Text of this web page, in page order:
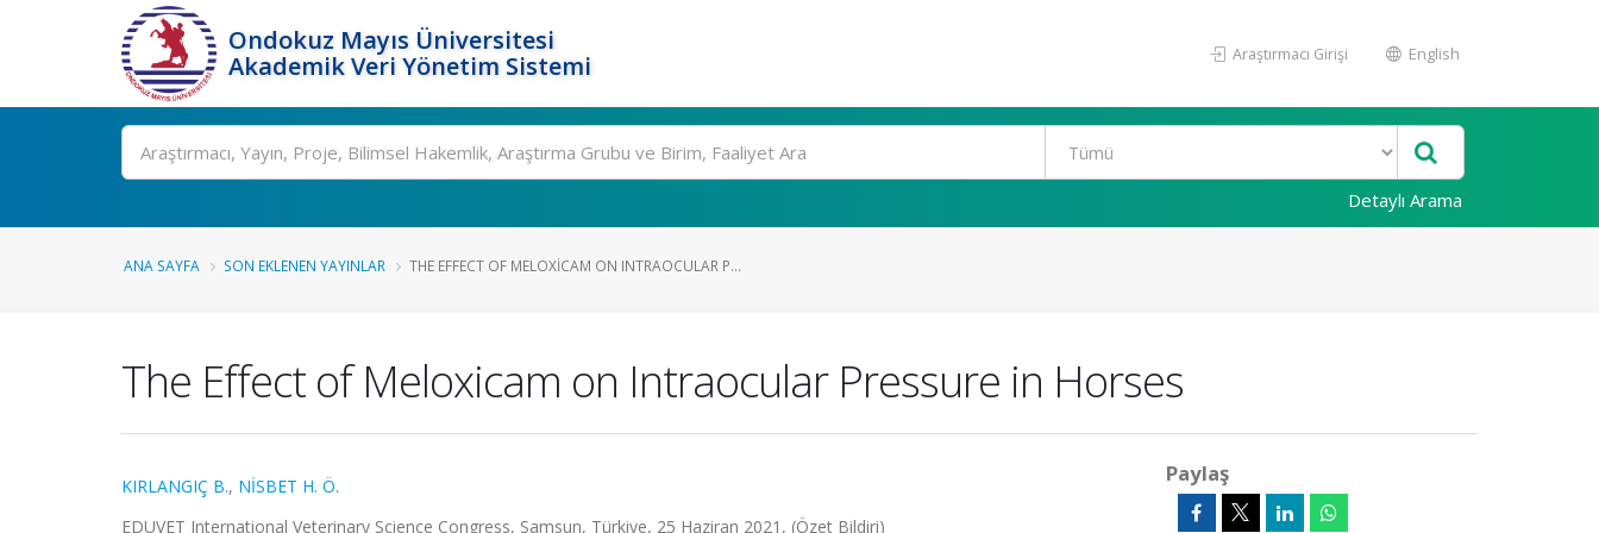
Ondokuz Mayıs Üniversitesi
Akademik Veri Yönetim Sistemi
Araştırmacı Girişi English
Ara
Detaylı Arama
ANA SAYFA SON EKLENEN YAYINLAR THE EFFECT OF MELOXICAM ON INTRAOCULAR P...
The Effect of Meloxicam on Intraocular Pressure in Horses
KIRLANGIÇ B., NİSBET H. Ö.
EDUVET International Veterinary Science Congress, Samsun, Türkiye, 25 Haziran 2021, (Özet Bildiri)
Paylaş